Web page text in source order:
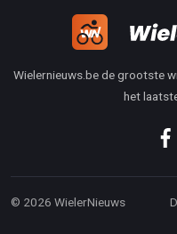
Wielernieuws.be de grootste
het
© 2026 WielerNieuws